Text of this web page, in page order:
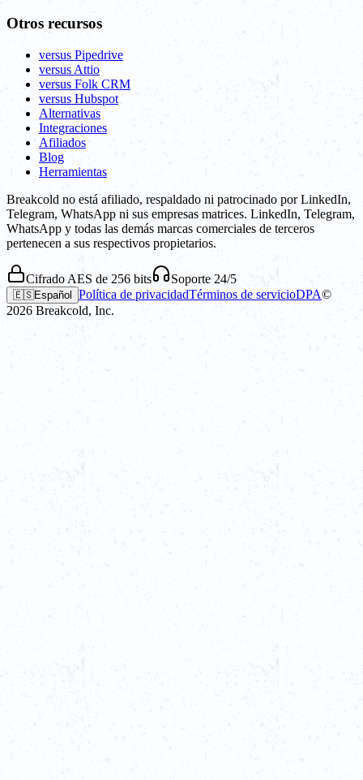
Otros recursos
versus Pipedrive
versus Attio
versus Folk CRM
versus Hubspot
Alternativas
Integraciones
Afiliados
Blog
Herramientas
Breakcold no está afiliado, respaldado ni patrocinado por LinkedIn,
Telegram, WhatsApp ni sus empresas matrices. LinkedIn, Telegram,
WhatsApp y todas las demás marcas comerciales de terceros
pertenecen a sus respectivos propietarios.
Cifrado AES de 256 bits Soporte 24/5
🇪🇸Español Política de privacidadTérminos de servicioDPA©
2026 Breakcold, Inc.